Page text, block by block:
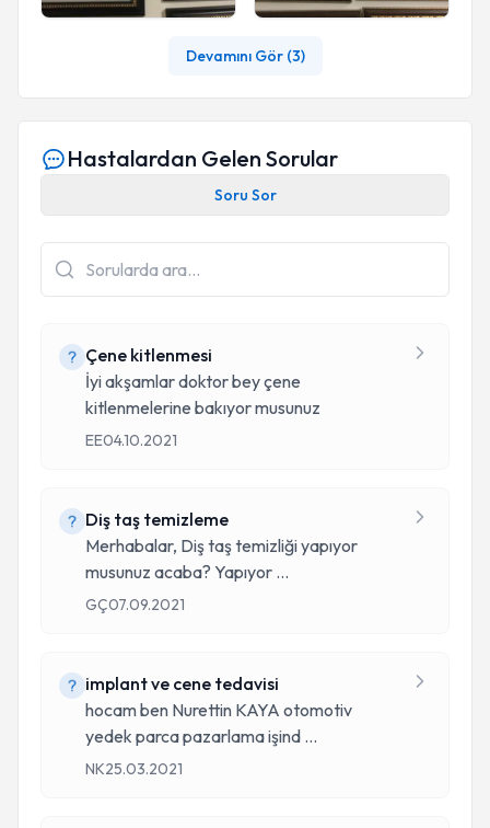
Devamını Gör (3)
Hastalardan Gelen Sorular
Soru Sor
Çene kitlenmesi
İyi akşamlar doktor bey çene
kitlenmelerine bakıyor musunuz
EE04.10.2021
Diş taş temizleme
Merhabalar, Diş taş temizliği yapıyor
musunuz acaba? Yapıyor ...
GÇ07.09.2021
implant ve cene tedavisi
hocam ben Nurettin KAYA otomotiv
yedek parca pazarlama işind ...
NK25.03.2021